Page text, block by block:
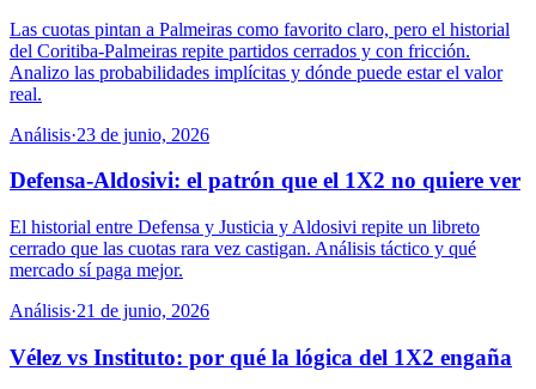
Las cuotas pintan a Palmeiras como favorito claro, pero el historial
del Coritiba-Palmeiras repite partidos cerrados y con fricción.
Analizo las probabilidades implícitas y dónde puede estar el valor
real.
Análisis·23 de junio, 2026
Defensa-Aldosivi: el patrón que el 1X2 no quiere ver
El historial entre Defensa y Justicia y Aldosivi repite un libreto
cerrado que las cuotas rara vez castigan. Análisis táctico y qué
mercado sí paga mejor.
Análisis·21 de junio, 2026
Vélez vs Instituto: por qué la lógica del 1X2 engaña